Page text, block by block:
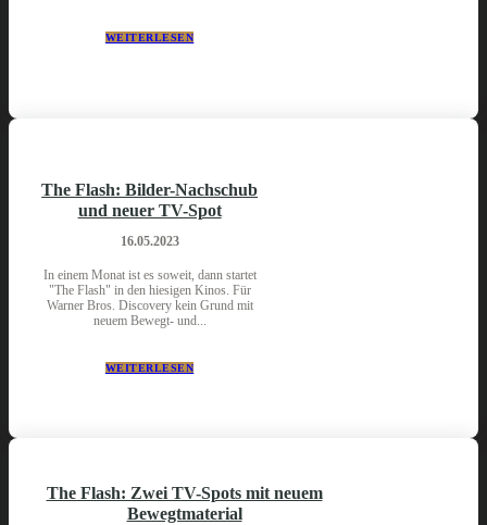
WEITERLESEN
The Flash: Bilder-Nachschub
und neuer TV-Spot
16.05.2023
In einem Monat ist es soweit, dann startet
"The Flash" in den hiesigen Kinos. Für
Warner Bros. Discovery kein Grund mit
neuem Bewegt- und...
WEITERLESEN
The Flash: Zwei TV-Spots mit neuem
Bewegtmaterial